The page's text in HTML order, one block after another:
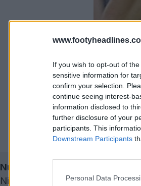
If you wish to opt-out of
sensitive information for
confirm your selection.
continue seeing interest-
information disclosed to
further disclosure of your
participants. This
Downstream Participants
Personal Data
Nuovo Sponsor Tecnico:
Nike.